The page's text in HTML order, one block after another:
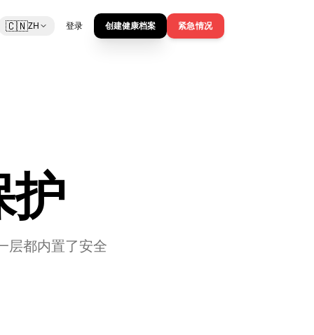
🇨🇳ZH 登录 创建健康档案 紧急情况
护
层都内置了安全